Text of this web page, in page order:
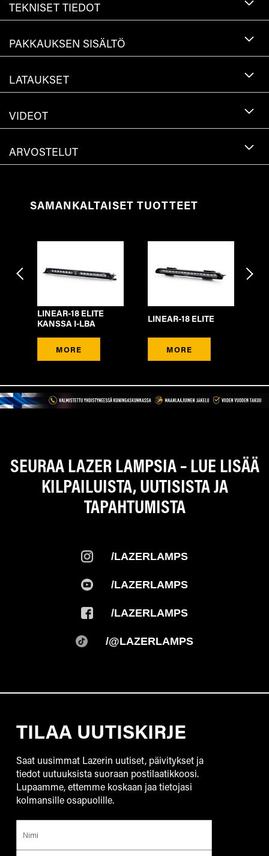
TEKNISET TIEDOT
PAKKAUKSEN SISÄLTÖ
LATAUKSET
VIDEOT
ARVOSTELUT
SAMANKALTAISET TUOTTEET
MORE
LINEAR-18 ELITE
KANSSA I-LBA
MORE
LINEAR-18 ELITE
SEURAA LAZER LAMPSIA – LUE LISÄÄ
KILPAILUISTA, UUTISISTA JA
TAPAHTUMISTA
/LAZERLAMPS
/LAZERLAMPS
/LAZERLAMPS
/@LAZERLAMPS
TILAA UUTISKIRJE
Saat uusimmat Lazerin uutiset, päivitykset ja
tiedot uutuuksista suoraan postilaatikkoosi.
Lupaamme, ettemme koskaan jaa tietojasi
kolmansille osapuolille.